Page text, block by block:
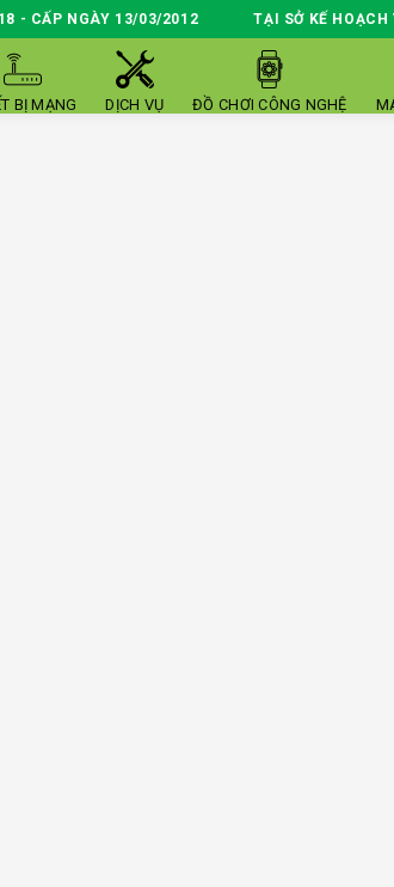
- CẤP NGÀY 13/03/2012 TẠI SỞ KẾ
BỊ MẠNG DỊCH VỤ ĐỒ CHƠI CÔNG NGHỆ